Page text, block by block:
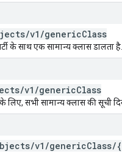
/v1 /genericClass
के साथ एक सामान्य क्लास डालता है.
/v1 /genericClass
लिए, सभी सामान्य क्लास की सूची
/v1 /genericClass/